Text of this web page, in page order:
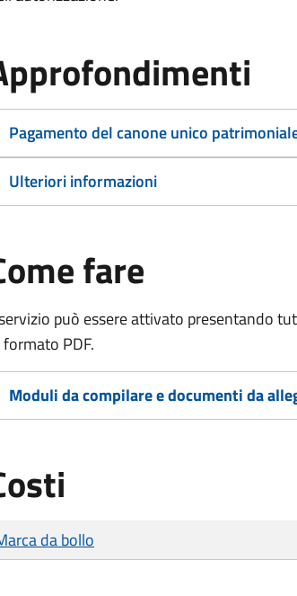
Pagamento del canone unico
Ulteriori informazioni
fare
può essere attivato presentando
PDF.
Moduli da compilare e documenti da
di pagamento
da bollo